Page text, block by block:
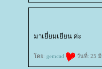
มาเยี่ยมเยียน ค่ะ
ดย: gemcad วันที่: 25 มี